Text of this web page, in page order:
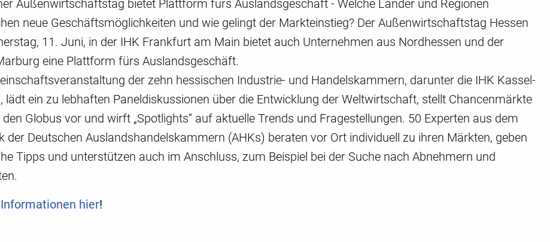
Außenwirtschaftstag bietet Plattform fürs Auslandsgeschäft - Welche Länder und Regionen
neue Geschäftsmöglichkeiten und wie gelingt der Markteinstieg? Der Außenwirtschaftstag Hessen
11. Juni, in der IHK Frankfurt am Main bietet auch Unternehmen aus Nordhessen und der
eine Plattform fürs Auslandsgeschäft.
der zehn hessischen Industrie- und Handelskammern, darunter die IHK Kassel-
lädt ein zu lebhaften Paneldiskussionen über die Entwicklung der Weltwirtschaft, stellt Chancenmärkte
Globus vor und wirft „Spotlights“ auf aktuelle Trends und Fragestellungen. 50 Experten aus dem
der Deutschen Auslandshandelskammern (AHKs) beraten vor Ort individuell zu ihren Märkten, geben
Tipps und unterstützen auch im Anschluss, zum Beispiel bei der Suche nach Abnehmern und
hier!